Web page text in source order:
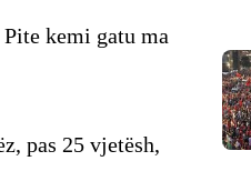
kemi gatu ma
pas 25 vjetësh,